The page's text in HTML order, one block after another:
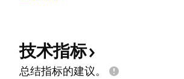
技术指标
总结指标的建议。